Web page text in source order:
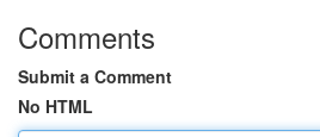
Comments
Submit a Comment
No HTML